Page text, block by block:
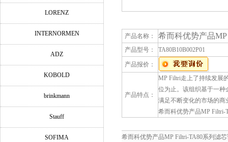
LORENZ
INTERNORMEN
ADZ
KOBOLD
brinkmann
Stauff
SOFIMA
产品名称： 希而科优势产品
产品型号： TA80B10B002P01
产品报价：
产品特点：
MP Filtri走上了持续发展
位为止。该组织基于一
满足不断变化的市场的
希而科优势产品MP Filtri-
希而科优势产品MP Filtri-TA80系列滤